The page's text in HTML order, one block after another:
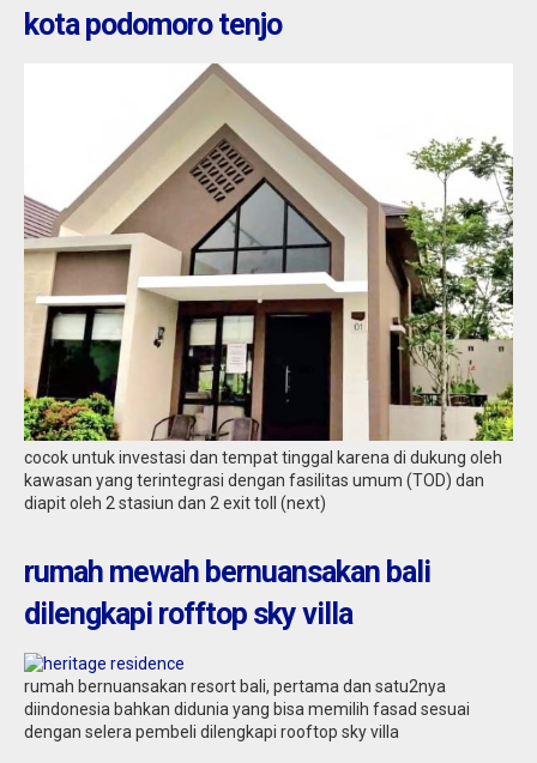
kota podomoro tenjo
cocok untuk investasi dan tempat tinggal karena di dukung oleh
kawasan yang terintegrasi dengan fasilitas umum (TOD) dan
diapit oleh 2 stasiun dan 2 exit toll (next)
rumah mewah bernuansakan bali
dilengkapi rofftop sky villa
rumah bernuansakan resort bali, pertama dan satu2nya
diindonesia bahkan didunia yang bisa memilih fasad sesuai
dengan selera pembeli dilengkapi rooftop sky villa